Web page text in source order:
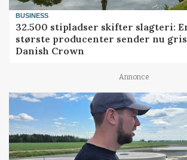
BUSINESS
32.500 stipladser skifter slagteri:
største producenter sender nu
Danish Crown
Annonce